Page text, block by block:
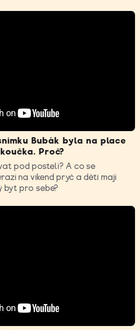
Bubák byla na place
Proč?
pod postelí? A co se
na víkend pryč a děti mají
byt pro sebe?